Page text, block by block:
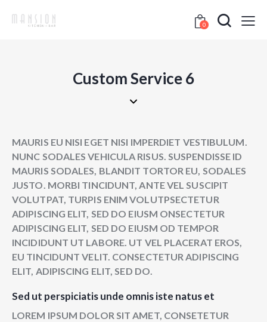
0
Custom Service 6
MAURIS EU NISI EGET NISI IMPERDIET VESTIBULUM.
NUNC SODALES VEHICULA RISUS. SUSPENDISSE ID
MAURIS SODALES, BLANDIT TORTOR EU, SODALES
JUSTO. MORBI TINCIDUNT, ANTE VEL SUSCIPIT
VOLUTPAT, TURPIS ENIM VOLUTPSECTETUR
ADIPISCING ELIT, SED DO EIUSM ONSECTETUR
ADIPISCING ELIT, SED DO EIUSM OD TEMPOR
INCIDIDUNT UT LABORE. UT VEL PLACERAT EROS,
EU TINCIDUNT VELIT. CONSECTETUR ADIPISCING
ELIT, ADIPISCING ELIT, SED DO.
Sed ut perspiciatis unde omnis iste natus et
LOREM IPSUM DOLOR SIT AMET, CONSETETUR